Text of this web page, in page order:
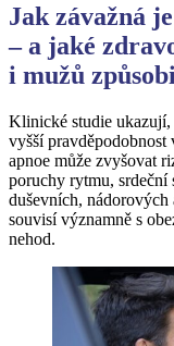
Jak závažná
– a jaké
i mužů
Klinické studie ukazují,
vyšší pravděpodobnost
apnoe může zvyšovat
poruchy rytmu, srdeční
duševních,
souvisí významně s
nehod.